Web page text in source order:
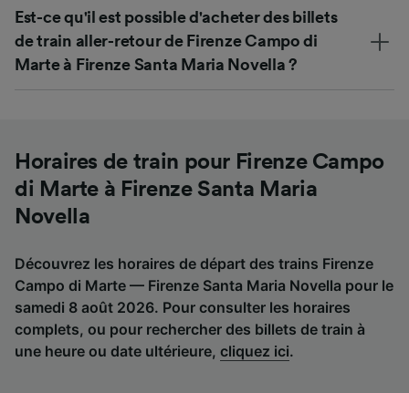
Est-ce qu'il est possible d'acheter des billets
de train aller-retour de Firenze Campo di
Marte à Firenze Santa Maria Novella ?
Horaires de train pour Firenze Campo
di Marte à Firenze Santa Maria
Novella
Découvrez les horaires de départ des trains Firenze
Campo di Marte — Firenze Santa Maria Novella pour le
samedi 8 août 2026. Pour consulter les horaires
complets, ou pour rechercher des billets de train à
une heure ou date ultérieure, cliquez ici.